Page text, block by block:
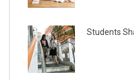
Students